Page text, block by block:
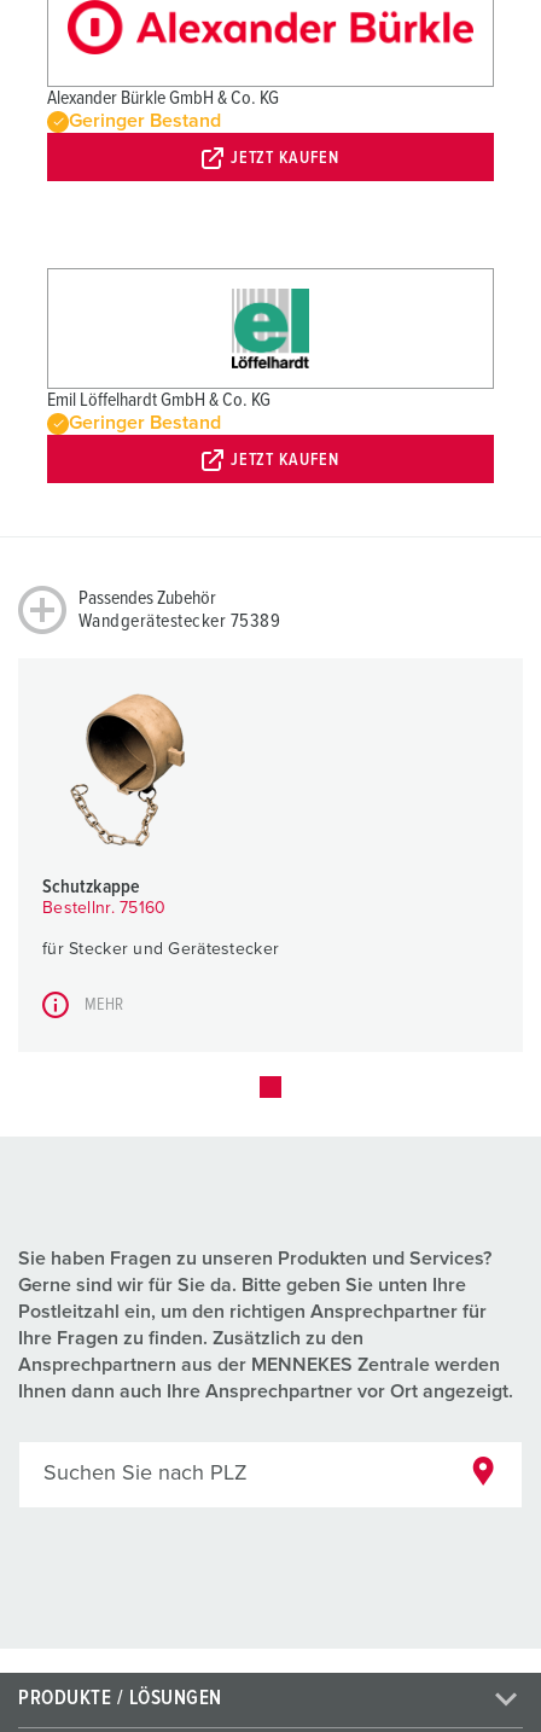
Alexander Bürkle GmbH & Co. KG
Geringer Bestand
JETZT KAUFEN
Emil Löffelhardt GmbH & Co. KG
Geringer Bestand
JETZT KAUFEN
Passendes Zubehör
Wandgerätestecker 75389
Schutzkappe
Bestellnr. 75160
für Stecker und Gerätestecker
MEHR
Sie haben Fragen zu unseren Produkten und Services?
Gerne sind wir für Sie da. Bitte geben Sie unten Ihre
Postleitzahl ein, um den richtigen Ansprechpartner für
Ihre Fragen zu finden. Zusätzlich zu den
Ansprechpartnern aus der MENNEKES Zentrale werden
Ihnen dann auch Ihre Ansprechpartner vor Ort angezeigt.
Suchen Sie nach PLZ
PRODUKTE / LÖSUNGEN